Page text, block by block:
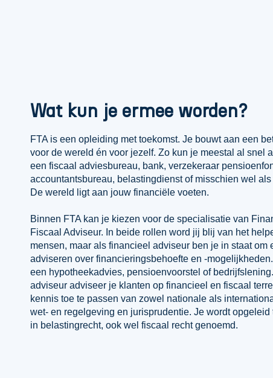
Wat kun je ermee worden?
FTA is een opleiding met toekomst. Je bouwt aan een
voor de wereld én voor jezelf. Zo kun je meestal al snel
een fiscaal adviesbureau, bank, verzekeraar
accountantsbureau, belastingdienst of misschien wel als
De wereld ligt aan jouw financiële voeten.
Binnen FTA kan je kiezen voor de specialisatie van
Fiscaal Adviseur. In beide rollen word jij blij van het
mensen, maar als financieel adviseur ben je in staat om
adviseren over financieringsbehoefte en -
een hypotheekadvies, pensioenvoorstel of
adviseur adviseer je klanten op financieel en fiscaal
kennis toe te passen van zowel nationale als
wet- en regelgeving en jurisprudentie. Je wordt opgeleid
in belastingrecht, ook wel fiscaal recht genoemd.